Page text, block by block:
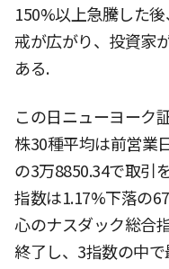
150%以上急騰した
戒が広がり、投資家
ある.
この日ニューヨーク
株30種平均は前営業
の3万8850.34で取引
指数は1.17%下落の
心のナスダック総合
終了し、3指数の中で